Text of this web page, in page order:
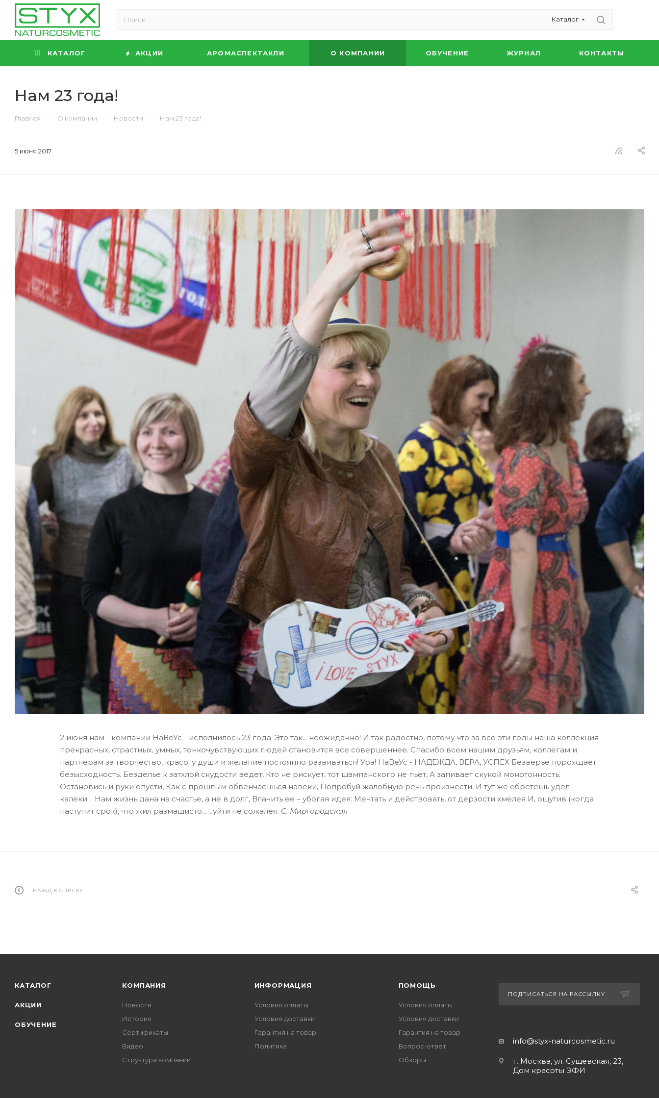
Каталог
КАТАЛОГ АКЦИИ АРОМАСПЕКТАКЛИ О КОМПАНИИ ОБУЧЕНИЕ ЖУРНАЛ КОНТАКТЫ
Нам 23 года!
Главная — О компании — Новости — Нам 23 года!
5 июня 2017
2 июня нам - компании НаВеУс - исполнилось 23 года. Это так... неожиданно! И так радостно, потому что за все эти годы наша коллекция
прекрасных, страстных, умных, тонкочувствующих людей становится все совершеннее. Спасибо всем нашим друзьям, коллегам и
партнерам за творчество, красоту души и желание постоянно развиваться! Ура! НаВеУс - НАДЕЖДА, ВЕРА, УСПЕХ Безверье порождает
безысходность. Безделье к затхлой скудости ведет, Кто не рискует, тот шампанского не пьет, А запивает скукой монотонность.
Остановись и руки опусти, Как с прошлым обвенчаешься навеки, Попробуй жалобную речь произнести, И тут же обретешь удел
калеки… Нам жизнь дана на счастье, а не в долг, Влачить ее – убогая идея: Мечтать и действовать, от дерзости хмелея И, ощутив (когда
наступит срок), что жил размашисто... ...уйти не сожалея. С. Миргородская
НАЗАД К СПИСКУ
КАТАЛОГ
АКЦИИ
ОБУЧЕНИЕ
КОМПАНИЯ
Новости
История
Сертификаты
Видео
Структура компании
ИНФОРМАЦИЯ
Условия оплаты
Условия доставки
Гарантия на товар
Политика
ПОМОЩЬ
Условия оплаты
Условия доставки
Гарантия на товар
Вопрос-ответ
Обзоры
ПОДПИСАТЬСЯ НА РАССЫЛКУ
info@styx-naturcosmetic.ru
г. Москва, ул. Сущевская, 23,
Дом красоты ЭФИ